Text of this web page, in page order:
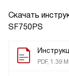
Скачать
SF750PS
PDF, 1.39